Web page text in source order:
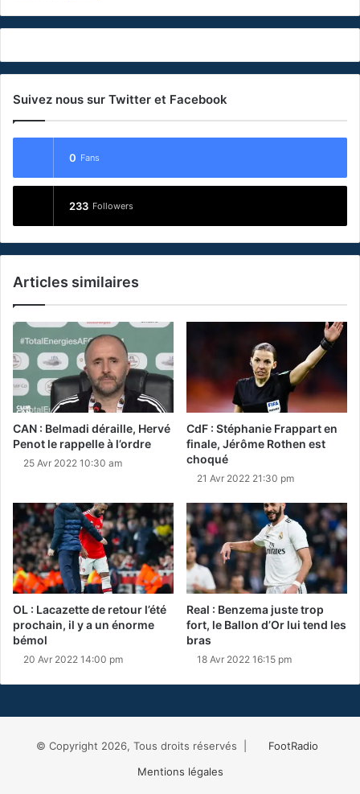
Suivez nous sur Twitter et Facebook
0 Fans
233 Followers
Articles similaires
CAN : Belmadi déraille, Hervé
Penot le rappelle à l’ordre
25 Avr 2022 10:30 am
CdF : Stéphanie Frappart en
finale, Jérôme Rothen est
choqué
21 Avr 2022 21:30 pm
OL : Lacazette de retour l’été
prochain, il y a un énorme
bémol
20 Avr 2022 14:00 pm
Real : Benzema juste trop
fort, le Ballon d’Or lui tend les
bras
18 Avr 2022 16:15 pm
© Copyright 2026, Tous droits réservés |
FootRadio
Mentions légales